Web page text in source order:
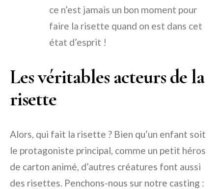
ce n’est jamais un bon moment pour
faire la risette quand on est dans cet
état d’esprit !
Les véritables acteurs de la
risette
Alors, qui fait la risette ? Bien qu’un enfant soit
le protagoniste principal, comme un petit héros
de carton animé, d’autres créatures font aussi
des risettes. Penchons-nous sur notre casting :